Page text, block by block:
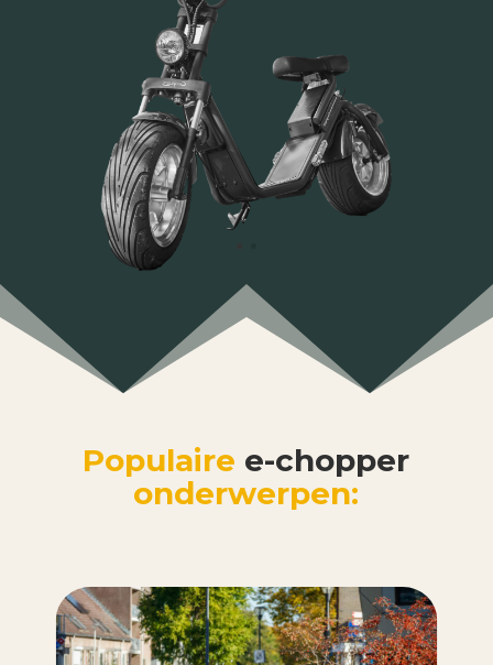
Populaire e-chopper
onderwerpen: